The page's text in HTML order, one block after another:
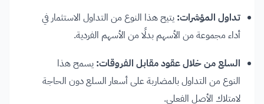
تداول المؤشرات: يتيح هذا النوع من التداول الاستثمار في
أداء مجموعة من الأسهم بدلًا من الأسهم الفردية.
السلع من خلال عقود مقابل الفروقات: يسمح هذا
النوع من التداول بالمضاربة على أسعار السلع دون الحاجة
لامتلاك الأصل الفعلي.